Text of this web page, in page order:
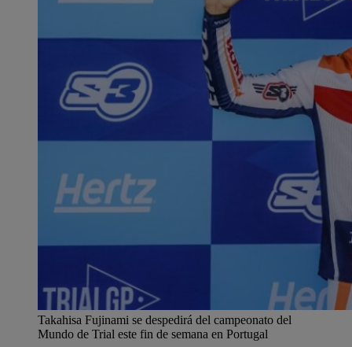
Takahisa Fujinami se despedirá del campeonato del
Mundo de Trial este fin de semana en Portugal